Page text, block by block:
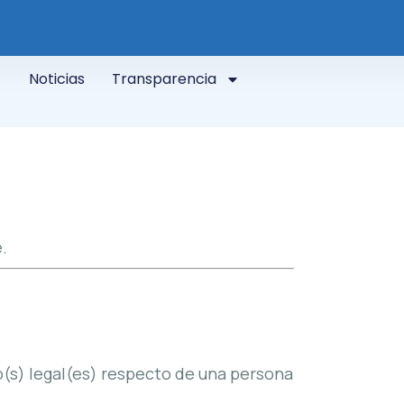
Noticias
Transparencia
legal(es) respecto de una persona